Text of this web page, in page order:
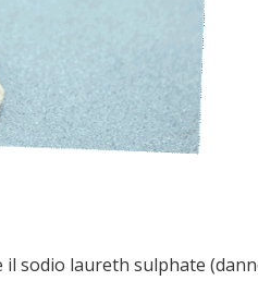
sodio laureth sulphate